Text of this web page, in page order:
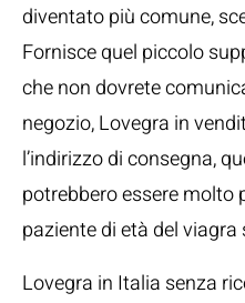
diventato più comune,
Fornisce quel piccolo
che non dovrete
negozio, Lovegra in
l’indirizzo di consegna,
potrebbero essere molto
paziente di età del
Lovegra in Italia senza